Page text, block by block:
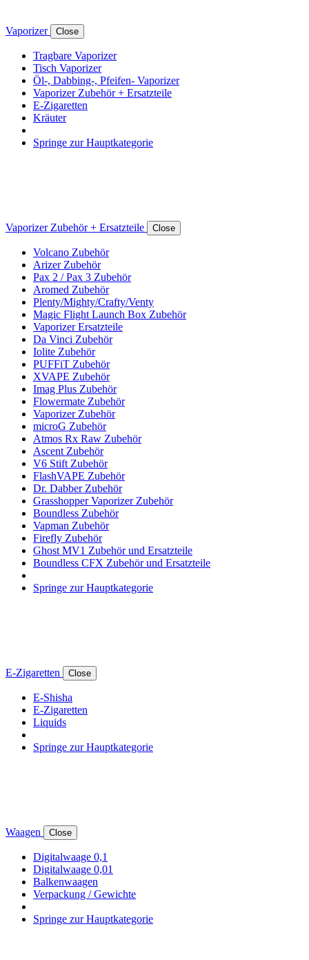
Vaporizer Close
Tragbare Vaporizer
Tisch Vaporizer
Öl-, Dabbing-, Pfeifen- Vaporizer
Vaporizer Zubehör + Ersatzteile
E-Zigaretten
Kräuter
Springe zur Hauptkategorie
Vaporizer Zubehör + Ersatzteile Close
Volcano Zubehör
Arizer Zubehör
Pax 2 / Pax 3 Zubehör
Aromed Zubehör
Plenty/Mighty/Crafty/Venty
Magic Flight Launch Box Zubehör
Vaporizer Ersatzteile
Da Vinci Zubehör
Iolite Zubehör
PUFFiT Zubehör
XVAPE Zubehör
Imag Plus Zubehör
Flowermate Zubehör
Vaporizer Zubehör
microG Zubehör
Atmos Rx Raw Zubehör
Ascent Zubehör
V6 Stift Zubehör
FlashVAPE Zubehör
Dr. Dabber Zubehör
Grasshopper Vaporizer Zubehör
Boundless Zubehör
Vapman Zubehör
Firefly Zubehör
Ghost MV1 Zubehör und Ersatzteile
Boundless CFX Zubehör und Ersatzteile
Springe zur Hauptkategorie
E-Zigaretten Close
E-Shisha
E-Zigaretten
Liquids
Springe zur Hauptkategorie
Waagen Close
Digitalwaage 0,1
Digitalwaage 0,01
Balkenwaagen
Verpackung / Gewichte
Springe zur Hauptkategorie